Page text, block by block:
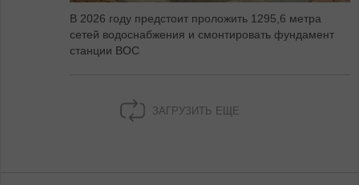
В 2026 году предстоит проложить 1295,6 метра
сетей водоснабжения и смонтировать фундамент
станции ВОС
ЗАГРУЗИТЬ ЕЩЕ